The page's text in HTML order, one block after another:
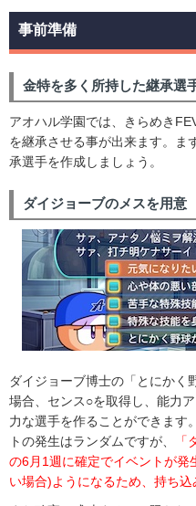
事前準備
金特を多く所持した継承選
アオハル学園では、きらめき
を継承させる事が出来ます。ま
承選手を作成しましょう。
ダイジョーブのメスを用意
ダイジョーブ博士の「とにかく
場合、センス○を取得し、能力
力な選手を作ることができます
トの発生はランダムですが、
の6月1週に確定でイベントが発
い場合)ようになるため、持ち込